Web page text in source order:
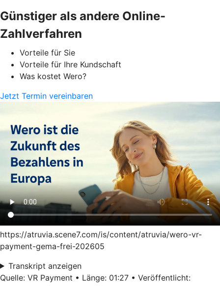
Günstiger als andere Online-
Zahlverfahren
Vorteile für Sie
Vorteile für Ihre Kundschaft
Was kostet Wero?
Jetzt Termin vereinbaren
https://atruvia.scene7.com/is/content/atruvia/wero-vr-
payment-gema-frei-202605
Transkript anzeigen
Quelle: VR Payment • Länge: 01:27 • Veröffentlicht: